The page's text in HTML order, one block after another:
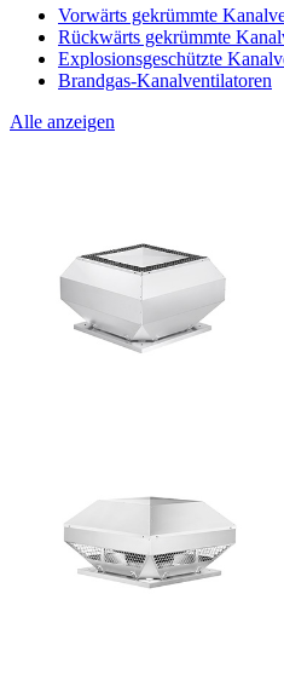
Vorwärts gekrümmte
Rückwärts gekrümmte
Explosionsgeschützte
Brandgas-Kanalventilatoren
Alle anzeigen